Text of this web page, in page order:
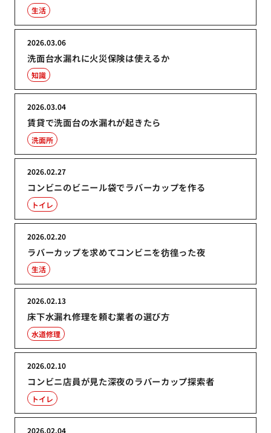
生活
洗面台水漏れに火災保険は使えるか
2026.03.06
知識
賃貸で洗面台の水漏れが起きたら
2026.03.04
洗面所
コンビニのビニール袋でラバーカップを作る
2026.02.27
トイレ
ラバーカップを求めてコンビニを彷徨った夜
2026.02.20
生活
床下水漏れ修理を頼む業者の選び方
2026.02.13
水道修理
コンビニ店員が見た深夜のラバーカップ探索者
2026.02.10
トイレ
2026.02.04